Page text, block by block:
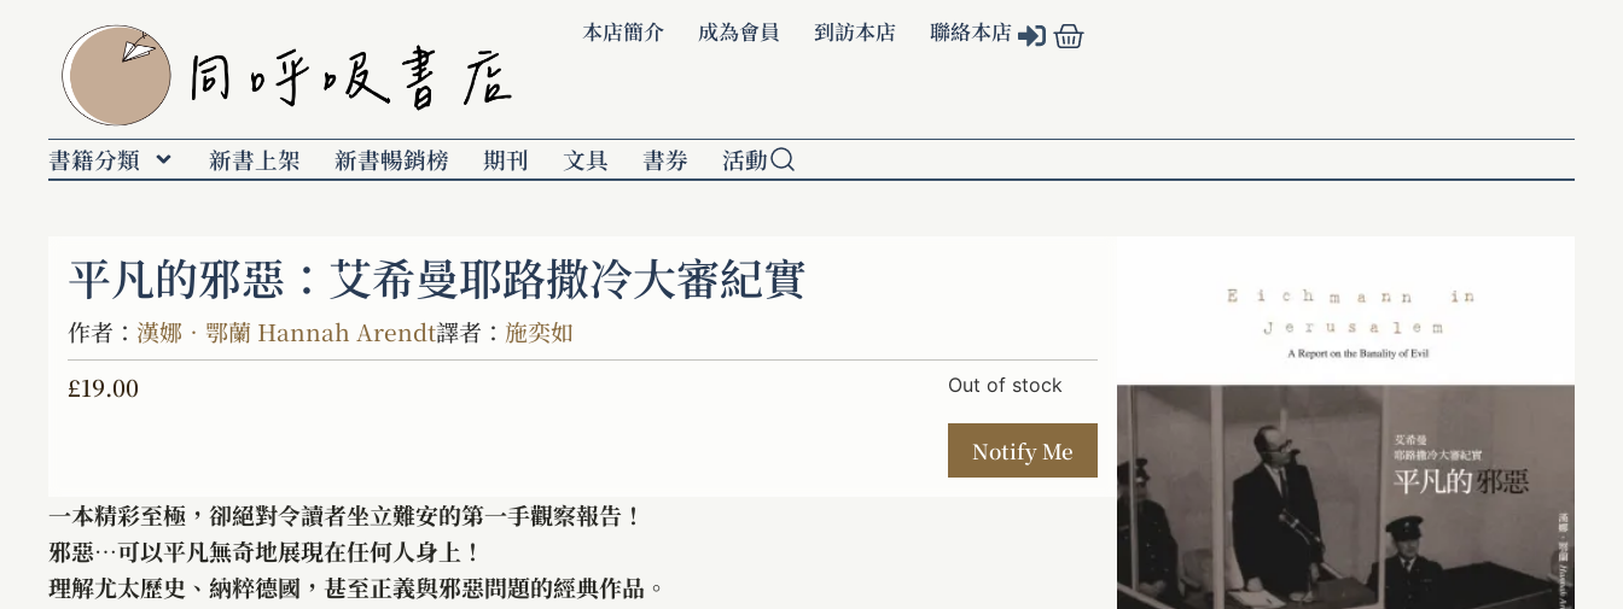
本店簡介 成為會員 到訪本店 聯絡本店
書籍分類 新書上架 新書暢銷榜 期刊 文具 書券 活動
平凡的邪惡：艾希曼耶路撒冷大審紀實
作者： 漢娜．鄂蘭 Hannah Arendt譯者： 施奕如
£19.00 Out of stock
一本精彩至極，卻絕對令讀者坐立難安的第一手觀察報告！
邪惡…可以平凡無奇地展現在任何人身上！
理解尤太歷史、納粹德國，甚至正義與邪惡問題的經典作品。